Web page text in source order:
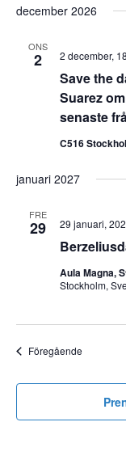
december 2026
ONS
2
Save the
Suarez
senaste
2 december,
C516
januari 2027
FRE
29 29 januari,
Aula Magna,
Stockholm,
FöregåendeEvent